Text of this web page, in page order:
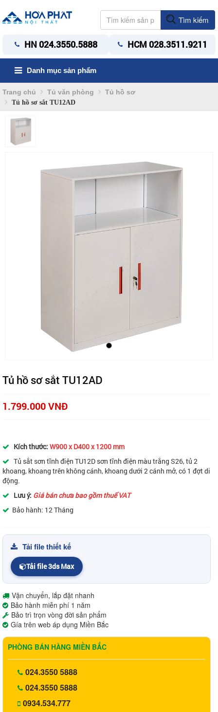
Tìm kiếm
HN 024.3550.5888 HCM 028.3511.9211
Danh mục sản phẩm
Trang chủ Tủ văn phòng Tủ hồ sơ
Tủ hồ sơ sắt TU12AD
Tủ hồ sơ sắt TU12AD
1.799.000 VNĐ
Kích thước: W900 x D400 x 1200 mm
Tủ sắt sơn tĩnh điện TU12D sơn tĩnh điện màu trắng S26, tủ 2
khoang, khoang trên không cánh, khoang dưới 2 cánh mở, có 1 đợt di
động.
Lưu ý: Giá bán chưa bao gồm thuế VAT
Bảo hành: 12 Tháng
Tải file thiết kế
Tải file 3ds Max
Vận chuyển, lắp đặt nhanh
Bảo hành miễn phí 1 năm
Bảo trì trọn vòng đời sản phẩm
Gía trên web áp dụng Miền Bắc
PHÒNG BÁN HÀNG MIỀN BẮC
024.3550 5888
024.3550 5888
0934.534.777